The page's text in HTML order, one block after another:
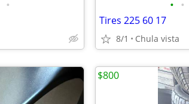
• • •
Tires 225 60 17
8/1 Chula vista
$800